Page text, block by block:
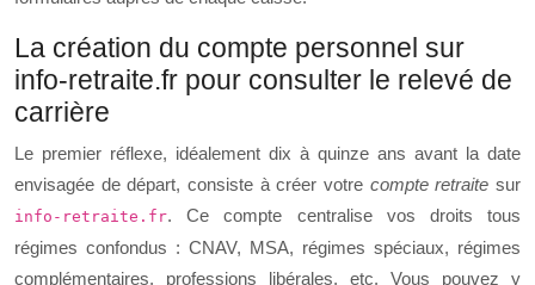
La création du compte personnel sur
info-retraite.fr pour consulter le relevé de
carrière
Le premier réflexe, idéalement dix à quinze ans avant la date
envisagée de départ, consiste à créer votre compte retraite sur
info-retraite.fr. Ce compte centralise vos droits tous
régimes confondus : CNAV, MSA, régimes spéciaux, régimes
complémentaires, professions libérales, etc. Vous pouvez y